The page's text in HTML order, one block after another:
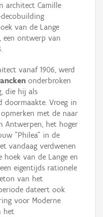
architect Camille
decobuilding
van de Lange
een ontwerp van
vanaf 1906, werd
onderbroken
die hij als
doormaakte. Vroeg in
met de naar
Antwerpen, het hoger
"Philea" in de
vandaag verdwenen
hoek van de Lange en
eigentijds rationele
van het
dateert ook
voor Moderne
het